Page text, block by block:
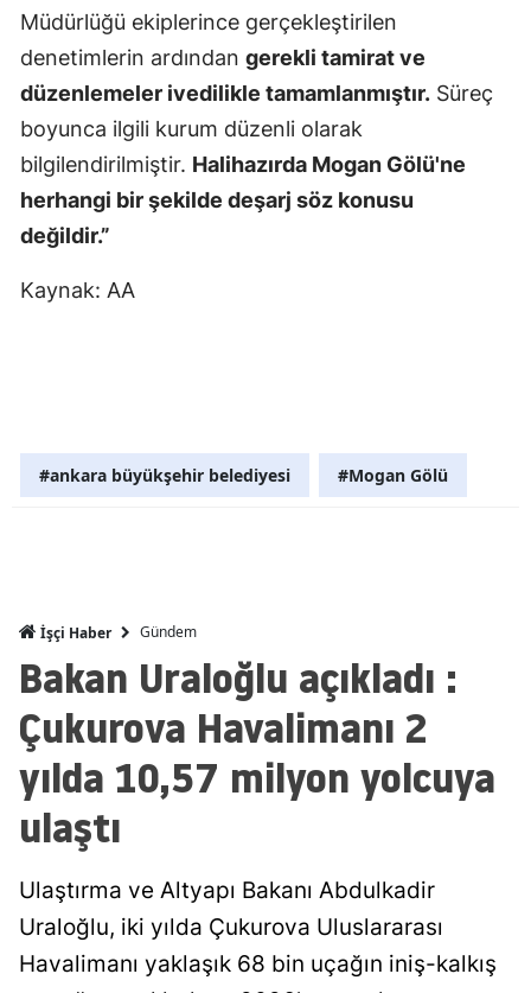
Kars
Kastamonu
Kütahya
Malatya
Muğla
Nevşehir
Ordu
Rize
Sakarya
Müdürlüğü ekiplerince gerçekleştirilen
denetimlerin ardından gerekli tamirat ve
düzenlemeler ivedilikle tamamlanmıştır. Süreç
boyunca ilgili kurum düzenli olarak
bilgilendirilmiştir. Halihazırda Mogan Gölü'ne
herhangi bir şekilde deşarj söz konusu
değildir.”
Kaynak: AA
#ankara büyükşehir belediyesi #Mogan Gölü
İşçi Haber Gündem
Bakan Uraloğlu açıkladı :
Çukurova Havalimanı 2
yılda 10,57 milyon yolcuya
ulaştı
Ulaştırma ve Altyapı Bakanı Abdulkadir
Uraloğlu, iki yılda Çukurova Uluslararası
Havalimanı yaklaşık 68 bin uçağın iniş-kalkış